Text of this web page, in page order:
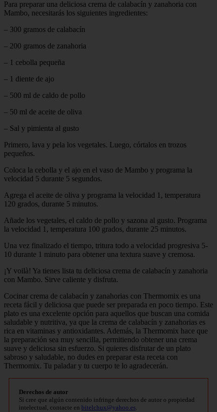
Para preparar una deliciosa crema de calabacín y zanahoria con
Mambo, necesitarás los siguientes ingredientes:
– 300 gramos de calabacín
– 200 gramos de zanahoria
– 1 cebolla pequeña
– 1 diente de ajo
– 500 ml de caldo de pollo
– 50 ml de aceite de oliva
– Sal y pimienta al gusto
Primero, lava y pela los vegetales. Luego, córtalos en trozos
pequeños.
Coloca la cebolla y el ajo en el vaso de Mambo y programa la
velocidad 5 durante 5 segundos.
Agrega el aceite de oliva y programa la velocidad 1, temperatura
120 grados, durante 5 minutos.
Añade los vegetales, el caldo de pollo y sazona al gusto. Programa
la velocidad 1, temperatura 100 grados, durante 25 minutos.
Una vez finalizado el tiempo, tritura todo a velocidad progresiva 5-
10 durante 1 minuto para obtener una textura suave y cremosa.
¡Y voilà! Ya tienes lista tu deliciosa crema de calabacín y zanahoria
con Mambo. Sirve caliente y disfruta.
Cocinar crema de calabacín y zanahorias con Thermomix es una
receta fácil y deliciosa que puede ser preparada en poco tiempo. Este
plato es una excelente opción para aquellos que buscan una comida
saludable y nutritiva, ya que la crema de calabacín y zanahorias es
rica en vitaminas y antioxidantes. Además, la Thermomix hace que
la preparación sea muy sencilla, permitiendo obtener una crema
suave y deliciosa sin esfuerzo. Si quieres disfrutar de un plato
sabroso y saludable, no dudes en preparar esta receta con
Thermomix. Tu paladar y tu cuerpo te lo agradecerán.
Derechos de autor
Si cree que algún contenido infringe derechos de autor o propiedad
intelectual, contacte en bitelchux@yahoo.es.